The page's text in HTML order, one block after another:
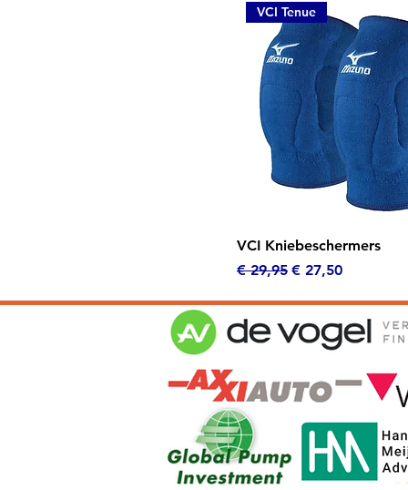
Snel overzicht
VCI Tenue
VCI Kniebeschermers
Normale prijs
€ 29,95 Verkoopprijs
€ 27,50